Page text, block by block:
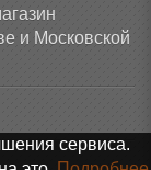
и Московской
сервиса.